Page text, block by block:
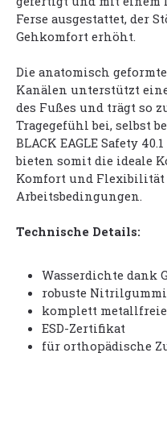
Ferse ausgestattet, der
Gehkomfort erhöht.
Die anatomisch
Kanälen unterstützt
des Fußes und trägt so
Tragegefühl bei, selbst
BLACK EAGLE Safety
bieten somit die ideale
Komfort und
Arbeitsbedingungen.
Technische Details:
Wasserdichte dank
robuste
komplett
ESD-Zertifikat
für orthopädische